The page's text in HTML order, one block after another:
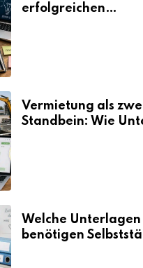
erfolgreichen
Vermietung als
Standbein: Wie
Welche Unterlagen
benötigen